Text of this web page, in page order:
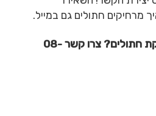
מרחיקים חתולים גם במייל.
מעוניינים להרחיק חתולים בעזרת מכשיר להרחקת חתולים? צרו קשר 08-